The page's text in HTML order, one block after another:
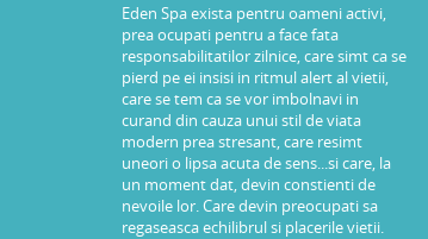
Eden Spa exista pentru oameni activi,
prea ocupati pentru a face fata
responsabilitatilor zilnice, care simt ca se
pierd pe ei insisi in ritmul alert al vietii,
care se tem ca se vor imbolnavi in
curand din cauza unui stil de viata
modern prea stresant, care resimt
uneori o lipsa acuta de sens...si care, la
un moment dat, devin constienti de
nevoile lor. Care devin preocupati sa
regaseasca echilibrul si placerile vietii.